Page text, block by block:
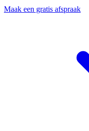
Maak een gratis afspraak